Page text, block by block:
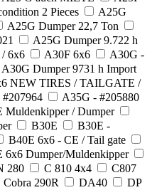
2 Pieces
A25G
A25G Dumper 22,7 Ton
A25G Dumper 9.722 h
6x6 A30F 6x6
A30G -
A30G Dumper 9731 h Import
NEW TIRES / TAILGATE /
A35G - #205880
Muldenkipper / Dumper
B30E
B30E -
B40E 6x6 - CE / Tail gate
6x6 Dumper/Muldenkipper
280 C 810 4x4
C807
Cobra 290R DA40
DP